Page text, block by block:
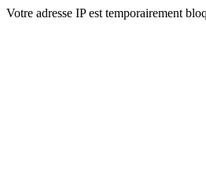
Votre adresse IP est temporairement